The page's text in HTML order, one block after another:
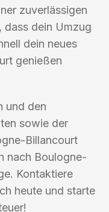
zuverlässigen
dass dein Umzug
dein neues
genießen
und den
sowie der
Billancourt
nach Boulogne-
Kontaktiere
heute und starte